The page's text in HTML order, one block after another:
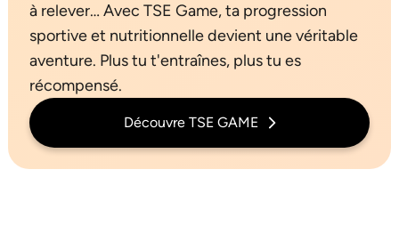
à relever… Avec TSE Game, ta progression
sportive et nutritionnelle devient une véritable
aventure. Plus tu t'entraînes, plus tu es
récompensé.
Découvre TSE GAME